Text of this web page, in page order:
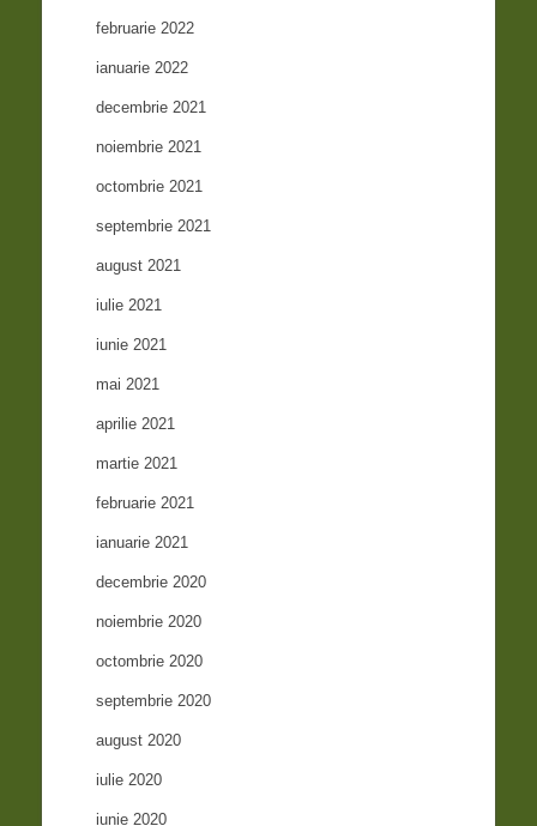
februarie 2022
ianuarie 2022
decembrie 2021
noiembrie 2021
octombrie 2021
septembrie 2021
august 2021
iulie 2021
iunie 2021
mai 2021
aprilie 2021
martie 2021
februarie 2021
ianuarie 2021
decembrie 2020
noiembrie 2020
octombrie 2020
septembrie 2020
august 2020
iulie 2020
iunie 2020